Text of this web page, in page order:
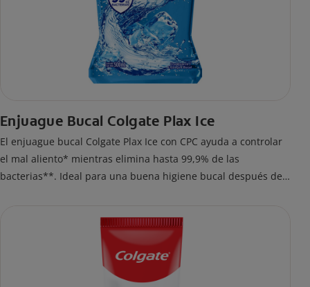
Enjuague Bucal Colgate Plax Ice
El enjuague bucal Colgate Plax Ice con CPC ayuda a controlar
el mal aliento* mientras elimina hasta 99,9% de las
bacterias**. Ideal para una buena higiene bucal después del